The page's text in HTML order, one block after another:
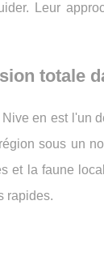
Leur
totale
en est l'un
sous un
et la faune
rapides.